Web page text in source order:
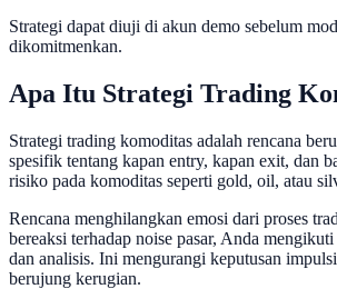
Strategi dapat diuji di akun demo sebelum
dikomitmenkan.
Apa Itu Strategi Trading
Strategi trading komoditas adalah rencana
spesifik tentang kapan entry, kapan exit, dan
risiko pada komoditas seperti gold, oil, atau
Rencana menghilangkan emosi dari proses
bereaksi terhadap noise pasar, Anda mengikuti
dan analisis. Ini mengurangi keputusan
berujung kerugian.